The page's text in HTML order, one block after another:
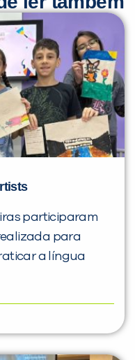
participaram
para
a língua